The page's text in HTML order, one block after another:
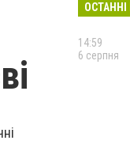
14:59
6 серпня